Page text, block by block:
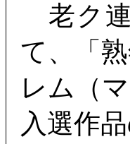
老ク連
て、「
レム（
入選作